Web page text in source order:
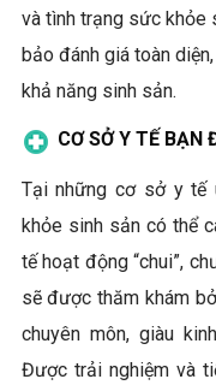
và tình trạng sức khỏe
bảo đánh giá toàn
khả năng sinh sản.
CƠ SỞ Y TẾ BẠN
Tại những cơ sở y tế
khỏe sinh sản có thể
tế hoạt động “chui”,
sẽ được thăm khám
chuyên môn, giàu
Được trải nghiệm và